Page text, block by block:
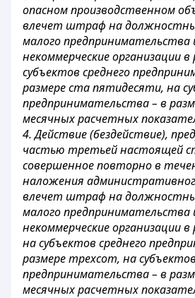
опасном производственном
влечет штраф на
малого предпринимательства
некоммерческие организации
субъектов среднего
размере ста пятидесяти, на
предпринимательства – в
месячных расчетных
4. Действие (бездействие),
частью третьей настоящей
совершенное повторно в
наложения
влечет штраф на
малого предпринимательства
некоммерческие организации в
на субъектов среднего
размере трехсот, на
предпринимательства – в
месячных расчетных